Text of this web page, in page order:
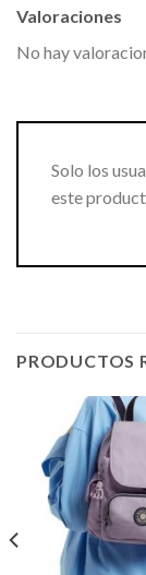
Valoraciones
No hay
Solo los
este
PRODUCTOS